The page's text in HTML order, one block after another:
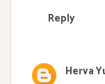
Reply
Herva